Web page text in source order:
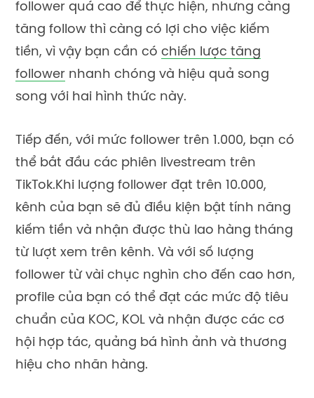
follower quá cao để thực hiện, nhưng càng
tăng follow thì càng có lợi cho việc kiếm
tiền, vì vậy bạn cần có chiến lược tăng
follower nhanh chóng và hiệu quả song
song với hai hình thức này.
Tiếp đến, với mức follower trên 1.000, bạn có
thể bắt đầu các phiên livestream trên
TikTok.Khi lượng follower đạt trên 10.000,
kênh của bạn sẽ đủ điều kiện bật tính năng
kiếm tiền và nhận được thù lao hàng tháng
từ lượt xem trên kênh. Và với số lượng
follower từ vài chục nghìn cho đến cao hơn,
profile của bạn có thể đạt các mức độ tiêu
chuẩn của KOC, KOL và nhận được các cơ
hội hợp tác, quảng bá hình ảnh và thương
hiệu cho nhãn hàng.